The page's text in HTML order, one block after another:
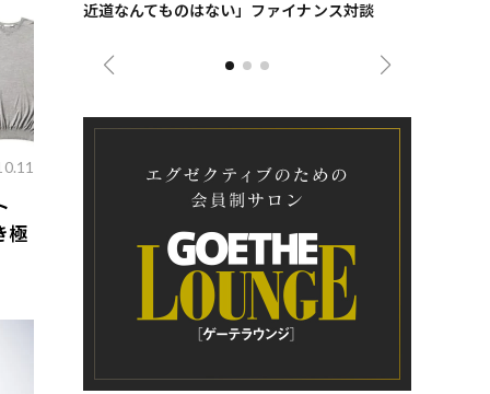
極
近道なんてものはない」ファイナンス対談